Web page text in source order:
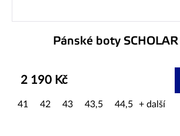
Pánské boty
2 190 Kč
41 42 43 43,5 44,5 + další